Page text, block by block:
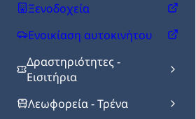
Ξενοδοχεία
Ενοικίαση αυτοκινήτου
Δραστηριότητες -
Εισιτήρια
Λεωφορεία - Τρένα